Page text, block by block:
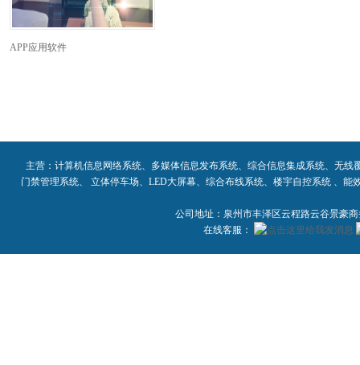
APP应用软件
主营：计算机信息网络系统、多媒体信息发布系统、综合信息集成系统、无
门禁管理系统、 立体停车场、LED大屏幕、综合布线系统、楼宇自控系统 、
公司地址：泉州市丰泽区云程路云谷景豪
在线客服：